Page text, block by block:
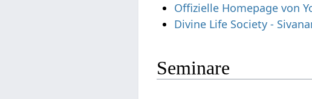
Offizielle Homepage von
Divine Life Society -
Seminare